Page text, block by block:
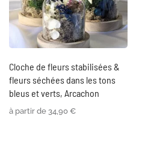
Cloche de fleurs stabilisées &
fleurs séchées dans les tons
bleus et verts, Arcachon
à partir de 34,90 €